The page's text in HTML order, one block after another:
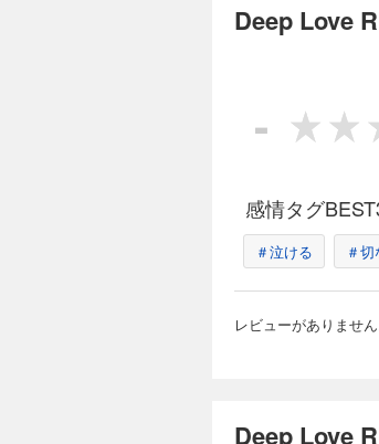
Deep Love
-
感情タグ
＃泣ける ＃
レビューがありません
Deep Love